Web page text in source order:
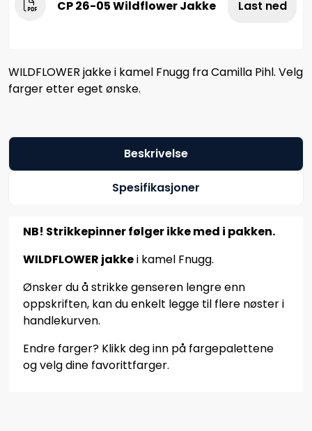
CP 26-05 Wildflower Jakke Last ned
WILDFLOWER jakke i kamel Fnugg fra Camilla Pihl. Velg
farger etter eget ønske.
Beskrivelse
Spesifikasjoner
NB! Strikkepinner følger ikke med i pakken.
WILDFLOWER jakkei kamel Fnugg.
Ønsker du å strikke genseren lengre enn
oppskriften, kan du enkelt legge til flere nøster i
handlekurven.
Endre farger? Klikk deg inn på fargepalettene
og velg dine favorittfarger.